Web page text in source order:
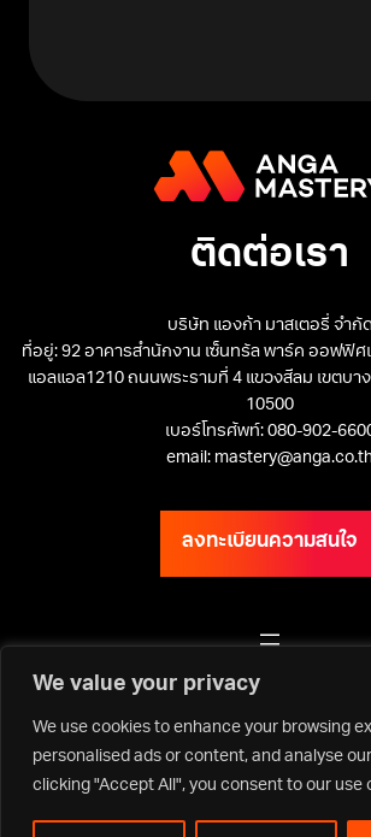
We value your privacy
We use cookies to enhance your browsing
personalised ads or content, and analyse
clicking "Accept All", you consent to our use
ติดต่อเรา
บริษัท แองก้า มาสเตอรี่ จำกัด
ที่อยู่: 92 อาคารสำนักงาน เซ็นทรัล พาร์ค ออฟฟิศ
แอลแอล1210 ถนนพระรามที่ 4 แขวงสีลม เขตบา
10500
เบอร์โทรศัพท์: 080-902-
email:
ลงทะเบียนความสนใจ
เว็บไซต์ ANGA Bangkok